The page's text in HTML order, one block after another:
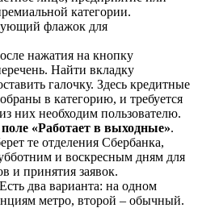
категории.
флажок для
нажатия на кнопку
Найти вкладку
галочку. Здесь кредитные
в категорию, и требуется
них необходим пользователю.
«Работает в выходные».
те отделения Сбербанка,
и воскресным дням для
и принятия заявок.
два варианта: на одном
метро, второй – обычный.